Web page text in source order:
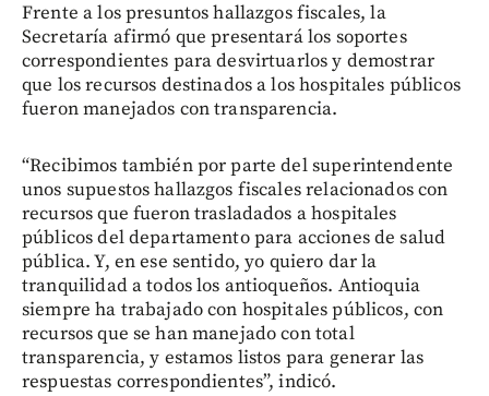
Frente a los presuntos hallazgos fiscales, la
Secretaría afirmó que presentará los soportes
correspondientes para desvirtuarlos y demostrar
que los recursos destinados a los hospitales públicos
fueron manejados con transparencia.
“Recibimos también por parte del superintendente
unos supuestos hallazgos fiscales relacionados con
recursos que fueron trasladados a hospitales
públicos del departamento para acciones de salud
pública. Y, en ese sentido, yo quiero dar la
tranquilidad a todos los antioqueños. Antioquia
siempre ha trabajado con hospitales públicos, con
recursos que se han manejado con total
transparencia, y estamos listos para generar las
respuestas correspondientes”, indicó.